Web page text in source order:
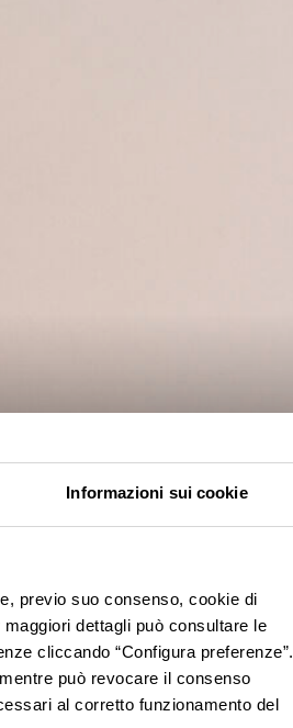
Informazioni sui cookie
previo suo consenso, cookie di
dettagli può consultare le
cliccando “Configura preferenze”.
può revocare il consenso
al corretto funzionamento del
GALLERY